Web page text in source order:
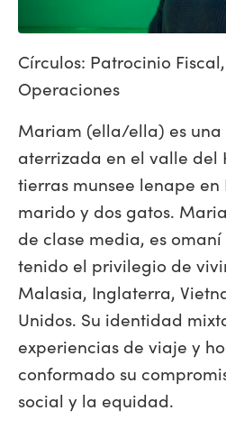
Círculos: Patrocinio
Operaciones
Mariam (ella/ella) es
aterrizada en el valle del
tierras munsee lenape en
marido y dos gatos.
de clase media, es
tenido el privilegio de
Malasia, Inglaterra,
Unidos. Su identidad
experiencias de viaje y
conformado su
social y la equidad.